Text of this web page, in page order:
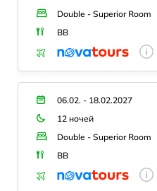
Double - Superior Room
BB
06.02. - 18.02.2027
12 ночей
Double - Superior Room
BB